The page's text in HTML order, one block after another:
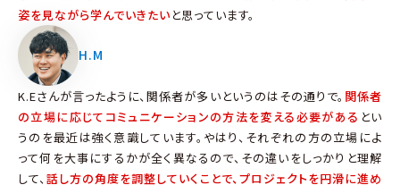
姿を見ながら学んでいきたい と思っています。
H.M
K.Eさんが言ったように、関係者が多いというのはその通りで。 関係者
の立場に応じてコミュニケーションの方法を変える必要がある とい
うのを最近は強く意識しています。やはり、それぞれの方の立場によ
って何を大事にするかが全く異なるので、その違いをしっかりと理解
して、話し方の角度を調整していくことで、プロジェクトを円滑に進め